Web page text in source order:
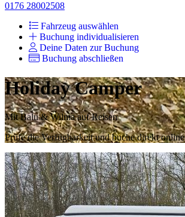
0176 28002508
Fahrzeug auswählen
Buchung individualisieren
Deine Daten zur Buchung
Buchung abschließen
Holiday Camper
Mit Balu & Wilma auf Reisen
Prüfe die Verfügbarkeit und buche direkt online